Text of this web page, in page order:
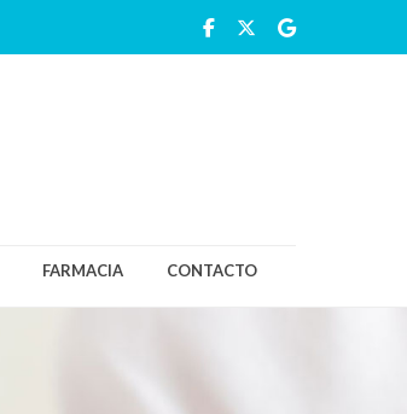
FARMACIA CONTACTO